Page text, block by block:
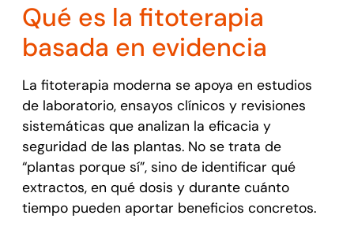
Qué es la fitoterapia
basada en evidencia
La fitoterapia moderna se apoya en estudios
de laboratorio, ensayos clínicos y revisiones
sistemáticas que analizan la eficacia y
seguridad de las plantas. No se trata de
“plantas porque sí”, sino de identificar qué
extractos, en qué dosis y durante cuánto
tiempo pueden aportar beneficios concretos.